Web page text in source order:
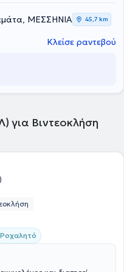
του Ιασώ Παίδων, του
και της Ευρωκλινικής
Πανελλήνιας Εταιρείας
και της Ελληνικής
& Ρογχοπαθειών.
ΜΕΣΣΗΝΙΑ 45,7 km
Κλείσε ραντεβού
για Βιντεοκλήση
Ροχαλητό